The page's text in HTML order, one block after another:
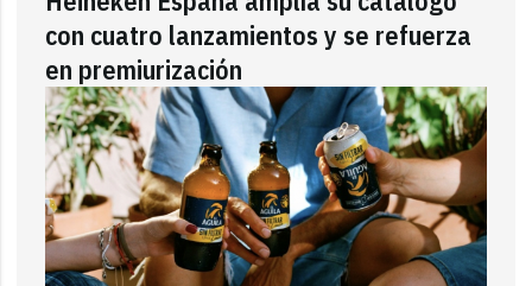
con cuatro lanzamientos y se refuerza
en premiurización